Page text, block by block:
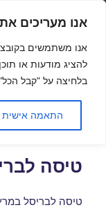
אנו מעריכים
אנו משתמשים
להציג מודעות או
בלחיצה על "קבל
התאמה אישית
תגית:טיסה
טיסה
טיסה לבריסל במרץ 2014 במבצע מטורף של $389